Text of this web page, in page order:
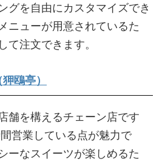
グを自由にカスタマイズでき
ニューが用意されているた
て注文できます。
鴎亭）
舗を構えるチェーン店です
営業している点が魅力で
ーなスイーツが楽しめるた